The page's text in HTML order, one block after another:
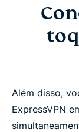
Além disso,
ExpressVPN